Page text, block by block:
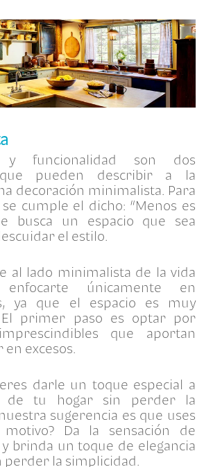
y funcionalidad son dos
pueden describir a la
decoración minimalista. Para
cumple el dicho: “Menos es
busca un espacio que sea
el estilo.
al lado minimalista de la vida
únicamente en
ya que el espacio es muy
El primer paso es optar por
que aportan
en excesos.
darle un toque especial a
de tu hogar sin perder la
sugerencia es que uses
motivo? Da la sensación de
brinda un toque de elegancia
perder la simplicidad.